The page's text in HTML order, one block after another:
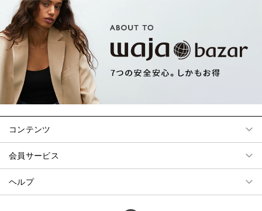
コンテンツ
会員サービス
ヘルプ